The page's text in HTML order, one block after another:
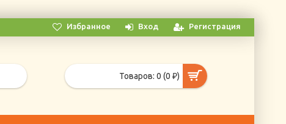
Избранное Вход Регистрация
Товаров: 0 (0 ₽)